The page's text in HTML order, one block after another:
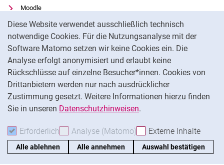
Diese Website verwendet ausschließlich technisch
notwendige Cookies. Für die Nutzungsanalyse mit der
Software Matomo setzen wir keine Cookies ein. Die
Analyse erfolgt anonymisiert und erlaubt keine
Rückschlüsse auf einzelne Besucher*innen. Cookies von
Drittanbietern werden nur nach ausdrücklicher
Zustimmung gesetzt. Weitere Informationen hierzu finden
Sie in unseren Datenschutzhinweisen.
Erforderlich Erforderliche Cookies akzeptieren
Analyse (Matomo) Analyse-Cookies
Externe Inhalte
Alle ablehnen Alle annehmen Auswahl bestätigen
Moodle
Panopto
Universitätsbibliothek
Datenschutz
Barrierefreiheit
Transparenter KI-Einsatz